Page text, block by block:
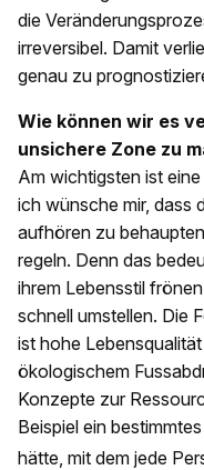
die
irreversibel. Damit
genau zu
Wie können wir es
unsichere Zone zu
Am wichtigsten ist
ich wünsche mir, dass
aufhören zu
regeln. Denn das
ihrem Lebensstil
schnell umstellen. Die
ist hohe
ökologischem
Konzepte zur
Beispiel ein
hätte, mit dem jede